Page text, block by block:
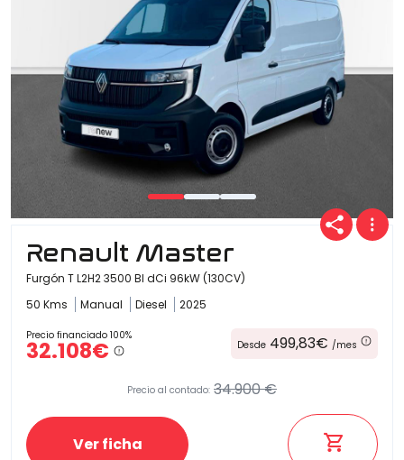
Transmisión
Carrocería
Renault Master
Furgón T L2H2 3500 Bl dCi 96kW (130CV)
50 Kms
Manual Diesel 2025
Precio financiado 100%
32.108€ Desde 499,83€ /mes
Precio al contado: 34.900 €
Ver ficha